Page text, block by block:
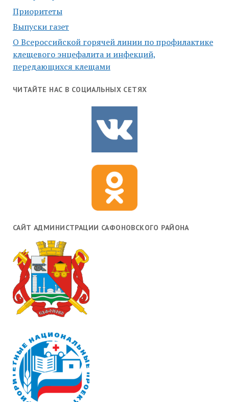
Приоритеты
Выпуски газет
О Всероссийской горячей линии по профилактике
клещевого энцефалита и инфекций,
передающихся клещами
ЧИТАЙТЕ НАС В СОЦИАЛЬНЫХ СЕТЯХ
САЙТ АДМИНИСТРАЦИИ САФОНОВСКОГО РАЙОНА